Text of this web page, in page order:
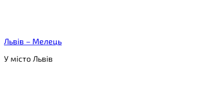
Львів – Мелець
У місто Львів